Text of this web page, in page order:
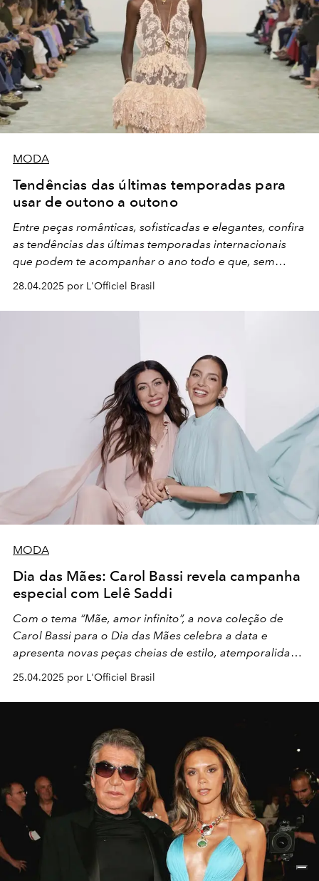
MODA
Tendências das últimas temporadas para
usar de outono a outono
Entre peças românticas, sofisticadas e elegantes, confira
as tendências das últimas temporadas internacionais
que podem te acompanhar o ano todo e que, sem
dúvida, valem o investimento!
28.04.2025 por L'Officiel Brasil
MODA
Dia das Mães: Carol Bassi revela campanha
especial com Lelê Saddi
Com o tema “Mãe, amor infinito”, a nova coleção de
Carol Bassi para o Dia das Mães celebra a data e
apresenta novas peças cheias de estilo, atemporalidade
e sofisticação. Veja todos os detalhes!
25.04.2025 por L'Officiel Brasil